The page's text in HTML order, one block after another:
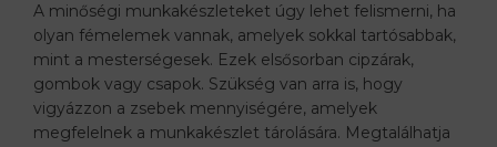
A minőségi munkakészleteket úgy lehet felismerni, ha
olyan fémelemek vannak, amelyek sokkal tartósabbak,
mint a mesterségesek. Ezek elsősorban cipzárak,
gombok vagy csapok. Szükség van arra is, hogy
vigyázzon a zsebek mennyiségére, amelyek
megfelelnek a munkakészlet tárolására. Megtalálhatja